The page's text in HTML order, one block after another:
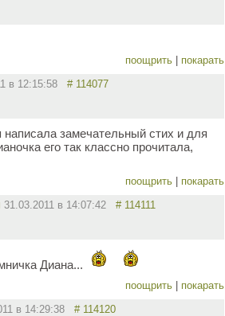
поощрить покарать
в 12:15:58 # 114077
замечательный стих и для
его так классно прочитала,
поощрить покарать
31.03.2011 в 14:07:42 # 114111
Диана...
поощрить покарать
в 14:29:38 # 114120